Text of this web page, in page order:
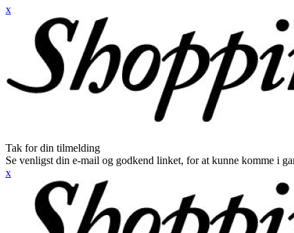
x
Tak for din tilmelding
Se venligst din e-mail og godkend linket, for at kunne komme i
x